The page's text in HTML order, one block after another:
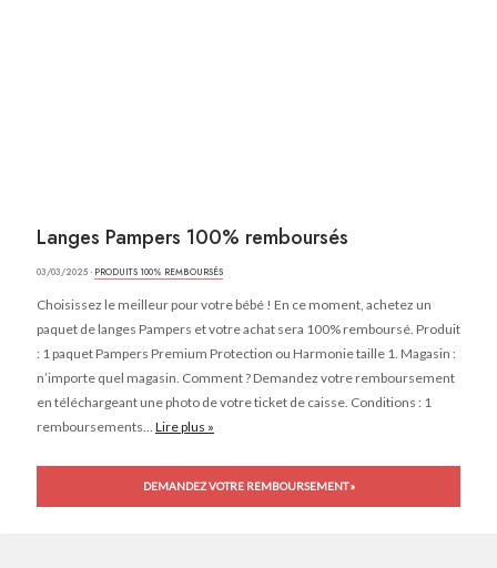
Langes Pampers 100% remboursés
03/03/2025 · PRODUITS 100% REMBOURSÉS
Choisissez le meilleur pour votre bébé ! En ce moment, achetez un
paquet de langes Pampers et votre achat sera 100% remboursé. Produit
: 1 paquet Pampers Premium Protection ou Harmonie taille 1. Magasin :
n’importe quel magasin. Comment ? Demandez votre remboursement
en téléchargeant une photo de votre ticket de caisse. Conditions : 1
remboursements... Lire plus »
DEMANDEZ VOTRE REMBOURSEMENT »